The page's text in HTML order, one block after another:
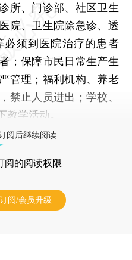
所、门诊部、社区卫生
院、卫生院除急诊、透
须到医院治疗的患者
；保障市民日常生产生
管理；福利机构、养老
禁止人员进出；学校、
学活动。
阅后继续阅读
阅的阅读权限
订阅/会员升级